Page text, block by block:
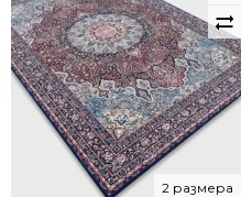
2 размера